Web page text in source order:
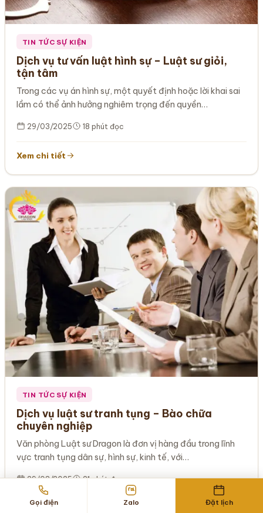
TIN TỨC SỰ KIỆN
Dịch vụ tư vấn luật hình sự – Luật sư giỏi,
tận tâm
Trong các vụ án hình sự, một quyết định hoặc lời khai sai
lầm có thể ảnh hưởng nghiêm trọng đến quyền…
29/03/2025 18 phút đọc
Xem chi tiết
TIN TỨC SỰ KIỆN
Dịch vụ luật sư tranh tụng – Bào chữa
chuyên nghiệp
Văn phòng Luật sư Dragon là đơn vị hàng đầu trong lĩnh
vực tranh tụng dân sự, hình sự, kinh tế, với…
29/03/2025 21 phút đọc
Xem chi tiết
Gọi điện Zalo Đặt lịch